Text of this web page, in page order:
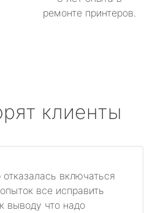
ремонте принтеров.
клиенты
включаться
все исправить
выводу что надо